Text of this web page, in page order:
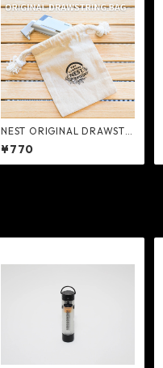
NEST ORIGINAL DRAWSTR
ING BAG - NextNatural
¥770